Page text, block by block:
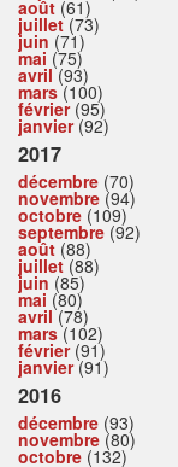
août (61)
juillet(73)
juin (71)
mai (75)
avril(93)
mars(100)
février(95)
janvier(92)
2017
décembre (70)
novembre (94)
octobre (109)
septembre (92)
août (88)
juillet(88)
juin (85)
mai (80)
avril(78)
mars(102)
février(91)
janvier(91)
2016
décembre (93)
novembre (80)
octobre (132)